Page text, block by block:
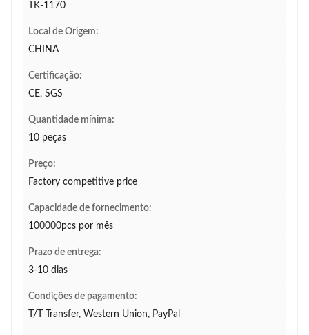
TK-1170
Local de Origem:
CHINA
Certificação:
CE, SGS
Quantidade mínima:
10 peças
Preço:
Factory competitive price
Capacidade de fornecimento:
100000pcs por mês
Prazo de entrega:
3-10 dias
Condições de pagamento:
T/T Transfer, Western Union, PayPal